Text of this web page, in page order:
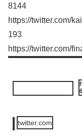
8144
https://twitter.com/
193
https://twitter.com/
twitter.com